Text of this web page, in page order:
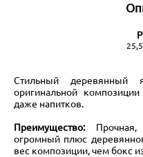
Стильный деревянный
оригинальной
даже напитков.
Преимущество:Прочная,
огромный плюс
вес композиции, чем бокс